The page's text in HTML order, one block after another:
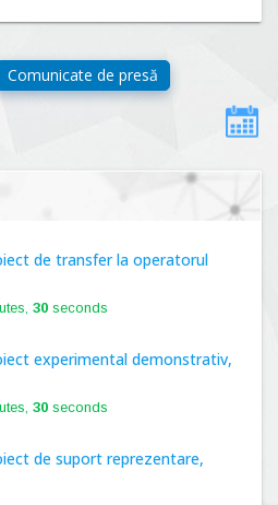
Comunicate de presă
de transfer la operatorul
29 seconds
experimental demonstrativ,
29 seconds
de suport reprezentare,